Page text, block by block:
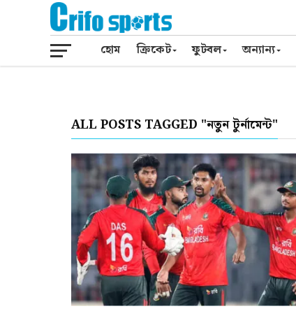
হোম ক্রিকেট ফুটবল অন্যান্য
ALL POSTS TAGGED "নতুন টুর্নামেন্ট"